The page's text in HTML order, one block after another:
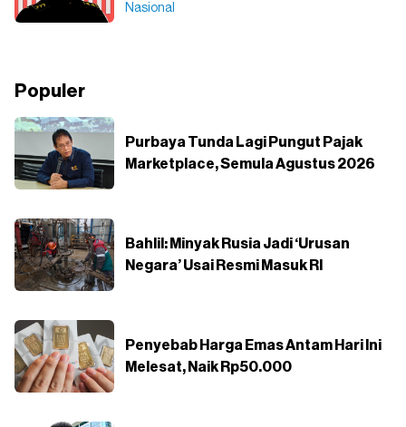
Nasional
Populer
Purbaya Tunda Lagi Pungut Pajak
Marketplace, Semula Agustus 2026
Bahlil: Minyak Rusia Jadi ‘Urusan
Negara’ Usai Resmi Masuk RI
Penyebab Harga Emas Antam Hari Ini
Melesat, Naik Rp50.000